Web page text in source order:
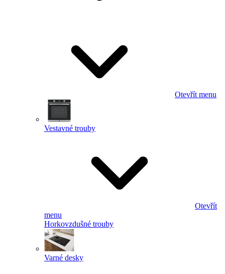
Otevřít menu
Vestavné trouby
Otevřít
menu
Horkovzdušné trouby
Varné desky